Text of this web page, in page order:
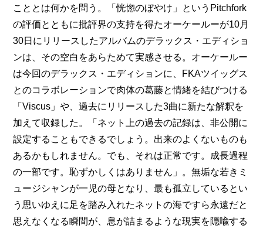
こととは何かを問う。「恍惚のぼやけ」というPitchfork
の評価とともに批評界の支持を得たオーケールーが10月
30日にリリースしたアルバムのデラックス・エディショ
ンは、その空白をあらためて実感させる。オーケールー
は今回のデラックス・エディションに、FKAツイッグス
とのコラボレーションで肉体の葛藤と情緒を結びつける
「Viscus」や、過去にリリースした3曲に新たな解釈を
加えて収録した。「ネット上の過去の記録は、非公開に
設定することもできるでしょう。出来のよくないものも
あるかもしれません。でも、それは正常です。成長過程
の一部です。恥ずかしくはありません」。無垢な若きミ
ュージシャンが一児の母となり、最も孤立しているとい
う思いゆえに足を踏み入れたネットの海ですら永遠だと
思えなくなる瞬間が、息が詰まるような現実を隠喩する